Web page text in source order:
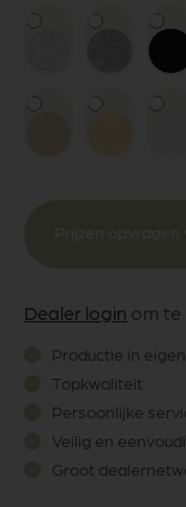
Dealer login om te
Productie in
Topkwaliteit
Persoonlijke
Veilig en
Groot